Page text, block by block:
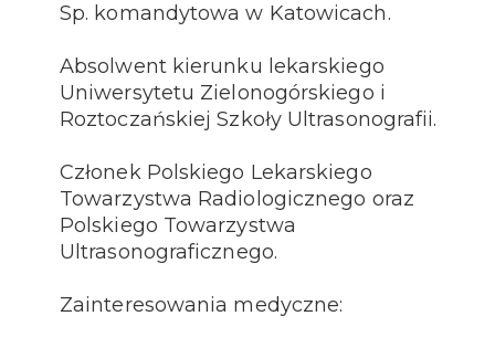
Sp. komandytowa w Katowicach.
Absolwent kierunku lekarskiego
Uniwersytetu Zielonogórskiego i
Roztoczańskiej Szkoły Ultrasonografii.
Członek Polskiego Lekarskiego
Towarzystwa Radiologicznego oraz
Polskiego Towarzystwa
Ultrasonograficznego.
Zainteresowania medyczne: